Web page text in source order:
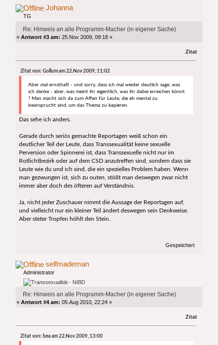
Johanna
TG
Re: Hinweis an alle Programm-Macher (in eigener Sache)
«Antwort #3 am: 25.Nov 2009, 09:18 »
Zitat
Zitat von: Gollum am 22.Nov 2009, 11:02
Aber mal ernsthaft - und sorry, dass ich mal wieder deutlich sage, was
ich denke - aber, was meint ihr eigentlich, was ihr dabei erreichen könnt
? Man macht sich da zum Affen für Leute, die eh mental zu
beansprucht sind, um das Thema zu kapieren.
Das sehe ich anders.
Gerade durch seriös gemachte Reportagen weiß schon ein
deutlicher Teil der Leute, dass Transsexualität keine sexuelle
Perversion oder Spinnerei ist, dass Transsexuelle nicht nur im
Rotlichtbezirk oder auf dem CSD anzutreffen sind, sondern dass sie
Leute wie du und ich sind, die ein spezielles Problem haben. Wenn
man gezwungen ist, sich zu outen, stößt man deswegen zwar nicht
immer aber doch des öfteren auf Verständnis.
Ja, nicht jeder Zuschauer nimmt die Aussage der Reportagen auf,
und vielleicht nur ein kleiner Teil ändert deswegen sein Denkweise.
Aber steter Tropfen höhlt den Stein.
Gespeichert
selfmademan
Administrator
Re: Hinweis an alle Programm-Macher (in eigener Sache)
«Antwort #4 am: 05.Aug 2010, 22:24 »
Zitat
Zitat von: bea am 22.Nov 2009, 13:00